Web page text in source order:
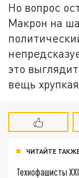
Но вопрос
Макрон на
это
вещь
ЧИТАЙТЕ
Технофашисты